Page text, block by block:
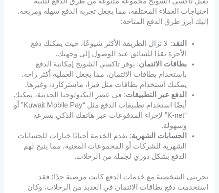
احتياجات العملاء المختلفة، مما يجعل تجربة الدفع سهلة ومريحة.
إليك أبرز طرق الدفع المتاحة:
النقد: لا تزال الطريقة الأكثر شيوعًا، حيث يمكنك دفع
الأجرة نقدًا للسائق عند الوصول إلى وجهتك.
بطاقات الائتمان: يوفر تاكسي الشويخ إمكانية الدفع
باستخدام بطاقات الائتمان، مما يجعل العملية أكثر راحة.
يمكنك استخدام بطاقات مثل فيزا، ماستركارد، وغيرها.
الدفع عبر التطبيقات: في عصر التكنولوجيا الحديثة، يمكنك
أيضًا استخدام تطبيقات الدفع مثل “Kuwait Mobile Pay” أو
“K-net” لإجراء المدفوعات عبر هاتفك الذكي بسرعة
وسهولة.
الحسابات الشهرية: تقدم الخدمة أحيانًا خيارات للحسابات
الشهرية للشركات أو المجموعات المعنية، مما يتيح لهم
الدفع بشكل دوري لجملة من الرحلات.
تجربتي الشخصية مع خدمات الدفع كانت مرضية جدًا؛ فقد
استخدمت دفع بطاقات الائتمان في العديد من الرحلات، وكان